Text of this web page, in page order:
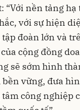
“Với nền tảng hạ
với sự hiện
đoàn lớn và
cộng đồng
sẽ sớm hình
vững, đưa
công nghiệp